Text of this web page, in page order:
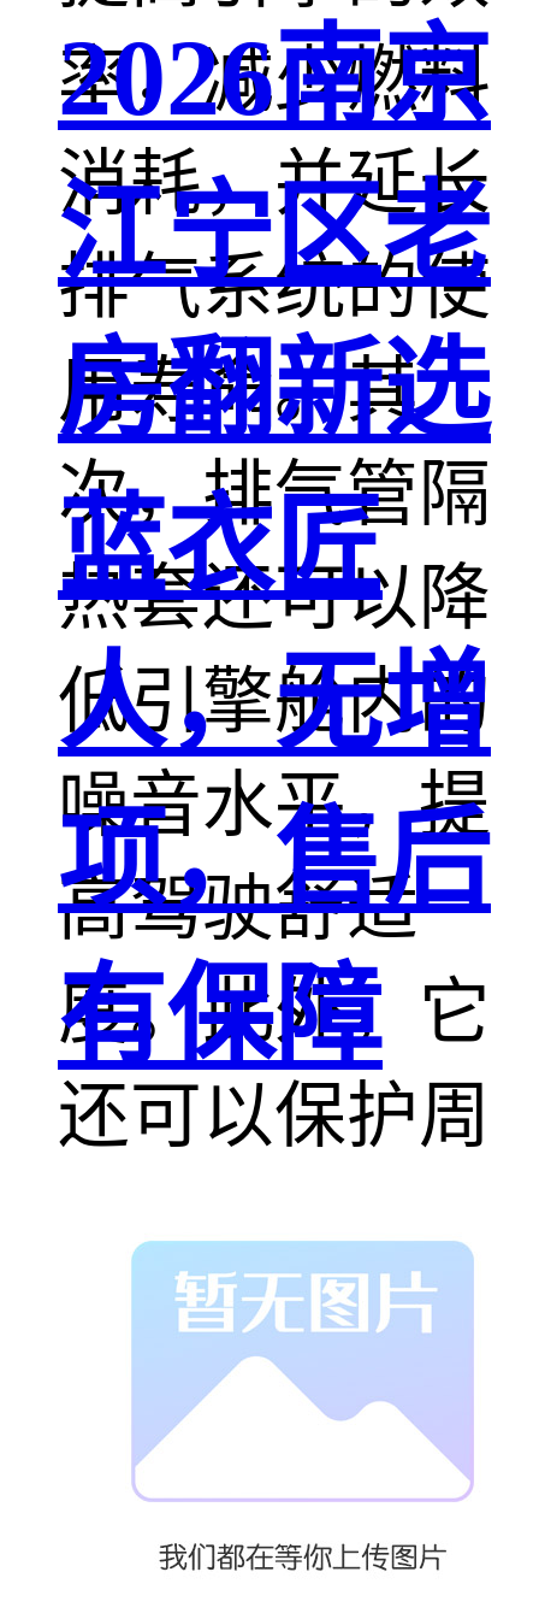
率，减少燃料
消耗，并延长
排气系统的使
用寿命。其
次，排气管隔
热套还可以降
低引擎舱内的
噪音水平，提
高驾驶舒适
度。此外，它
还可以保护周
围的零部件免
受高温排气气
流的影响，减
少了维修和更
2026南京
江宁区老
房翻新选
蓝衣匠
人，无增
项，售后
有保障